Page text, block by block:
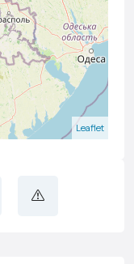
Leaflet